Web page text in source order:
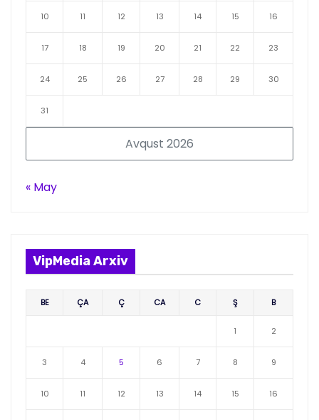
Avqust 2026
10 11 12 13 14 15 16
17 18 19 20 21 22 23
24 25 26 27 28 29 30
31
« May
VipMedia Arxiv
BE ÇA Ç CA C Ş B
1 2
3 4 5 6 7 8 9
10 11 12 13 14 15 16